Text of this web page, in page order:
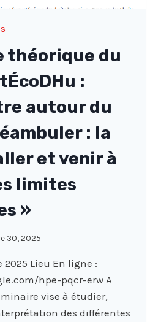
théorique du
:
autour du
: la
et venir à
limites
»
30, 2025
2025 Lieu En ligne :
hpe-pqcr-erw A
vise à étudier,
des différentes